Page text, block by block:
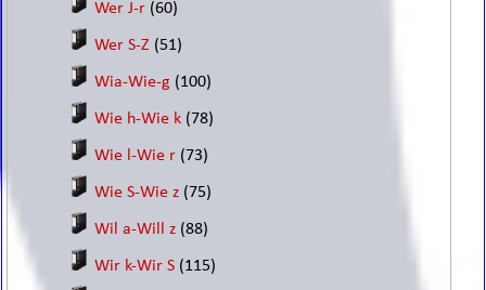
Wer J-r (60)
Wer S-Z (51)
Wia-Wie-g (100)
Wie h-Wie k (78)
Wie l-Wie r (73)
Wie S-Wie z (75)
Wil a-Will z (88)
Wir k-Wir S (115)